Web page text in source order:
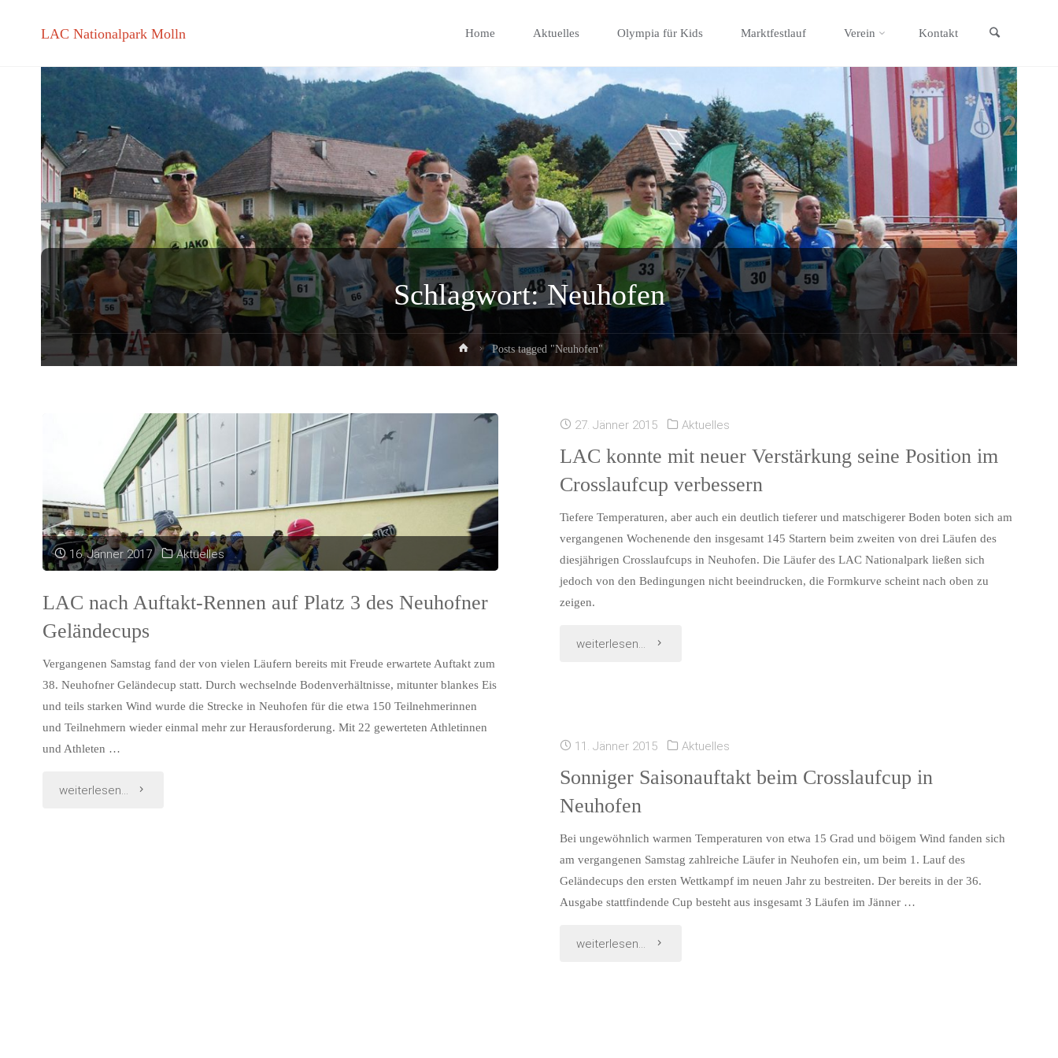
LAC Nationalpark Molln
content
Home Aktuelles Olympia für Kids Marktfestlauf Verein Kontakt
Schlagwort:Neuhofen
HomePosts tagged "Neuhofen"
16. Jänner 2017 Aktuelles
LAC nach Auftakt-Rennen auf Platz 3 des Neuhofner
Geländecups
Vergangenen Samstag fand der von vielen Läufern bereits mit Freude erwartete Auftakt zum
38. Neuhofner Geländecup statt. Durch wechselnde Bodenverhältnisse, mitunter blankes Eis
und teils starken Wind wurde die Strecke in Neuhofen für die etwa 150 Teilnehmerinnen
und Teilnehmern wieder einmal mehr zur Herausforderung. Mit 22 gewerteten Athletinnen
und Athleten …
weiterlesen... "LAC
27. Jänner 2015 Aktuelles
LAC konnte mit neuer Verstärkung seine Position im
Crosslaufcup verbessern
Tiefere Temperaturen, aber auch ein deutlich tieferer und matschigerer Boden boten sich am
vergangenen Wochenende den insgesamt 145 Startern beim zweiten von drei Läufen des
diesjährigen Crosslaufcups in Neuhofen. Die Läufer des LAC Nationalpark ließen sich
jedoch von den Bedingungen nicht beeindrucken, die Formkurve scheint nach oben zu
zeigen.
weiterlesen... "LAC
neuer
Verstärkung
Position
im
11. Jänner 2015 Aktuelles
Sonniger Saisonauftakt beim Crosslaufcup in
Neuhofen
Bei ungewöhnlich warmen Temperaturen von etwa 15 Grad und böigem Wind fanden sich
am vergangenen Samstag zahlreiche Läufer in Neuhofen ein, um beim 1. Lauf des
Geländecups den ersten Wettkampf im neuen Jahr zu bestreiten. Der bereits in der 36.
Ausgabe stattfindende Cup besteht aus insgesamt 3 Läufen im Jänner …
weiterlesen... "Sonniger